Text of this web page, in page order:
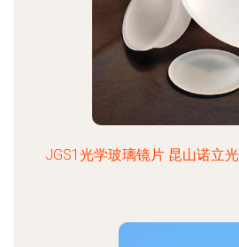
JGS1光学玻璃镜片 昆山诺立